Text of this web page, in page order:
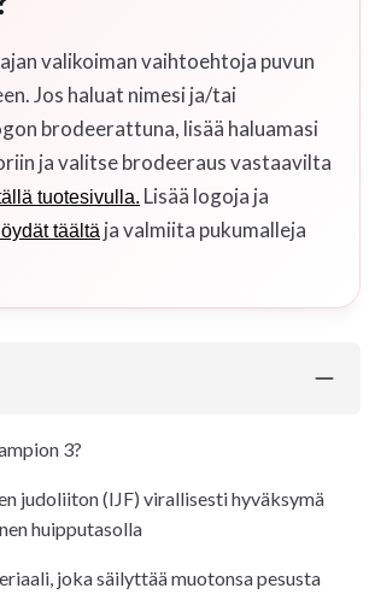
valikoiman vaihtoehtoja puvun
Jos haluat nimesi ja/tai
brodeerattuna, lisää haluamasi
ja valitse brodeeraus vastaavilta
tuotesivulla. Lisää logoja ja
löydät täältä ja valmiita pukumalleja
3?
judoliiton (IJF) virallisesti hyväksymä
huipputasolla
joka säilyttää muotonsa pesusta